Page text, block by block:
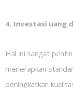
4. Investasi uang
Hal ini sangat
menerapkan
peningkatkan